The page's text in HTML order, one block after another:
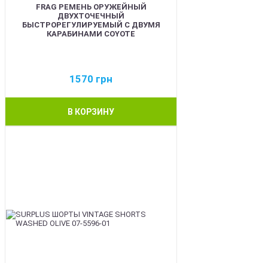
FRAG РЕМЕНЬ ОРУЖЕЙНЫЙ
ДВУХТОЧЕЧНЫЙ
БЫСТРОРЕГУЛИРУЕМЫЙ С ДВУМЯ
КАРАБИНАМИ COYOTE
1570 грн
В КОРЗИНУ